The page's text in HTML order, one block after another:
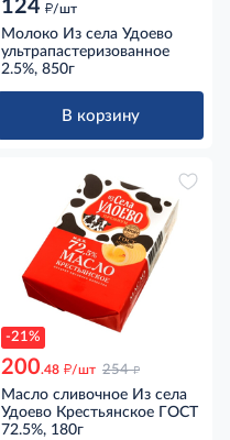
124 д/шт
Молоко Из села Удоево
ультрапастеризованное
2.5%, 850г
В корзину
-21%
200.48 д/шт 254 д
Масло сливочное Из села
Удоево Крестьянское ГОСТ
72.5%, 180г